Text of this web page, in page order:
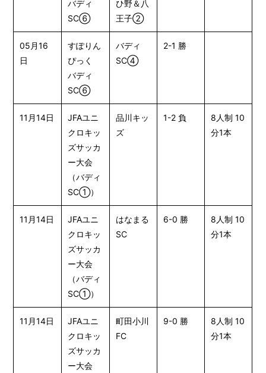
バディ
SC⑥
ひ野＆八
王子②
05月16
日
すぽりん
ぴっく
バディ
SC⑥
バディ
SC④
2-1 勝
11月14日
JFAユニ
クロキッ
ズサッカ
ー大会
（バディ
SC①）
品川キッ
ズ
1-2 負
8人制 10
分1本
11月14日
JFAユニ
クロキッ
ズサッカ
ー大会
（バディ
SC①）
はなまる
SC
6-0 勝
8人制 10
分1本
11月14日
JFAユニ
クロキッ
ズサッカ
ー大会
町田小川
FC
9-0 勝
8人制 10
分1本